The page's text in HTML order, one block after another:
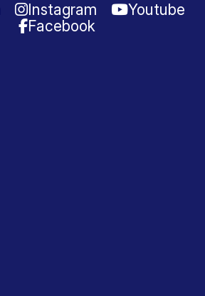
Instagram
Youtube
Facebook